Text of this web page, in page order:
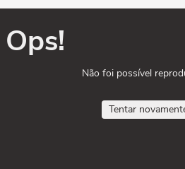
Ops!
Não foi possível
Tentar